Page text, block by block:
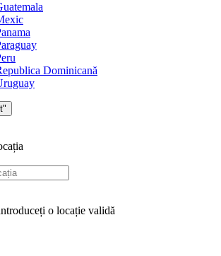
Dominicană
o locație validă